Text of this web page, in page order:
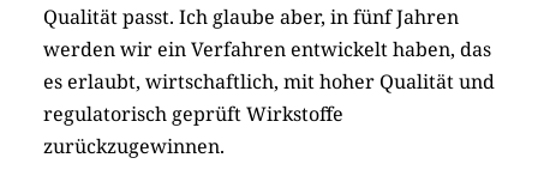
Qualität passt. Ich glaube aber, in fünf Jahren
werden wir ein Verfahren entwickelt haben, das
es erlaubt, wirtschaftlich, mit hoher Qualität und
regulatorisch geprüft Wirkstoffe
zurückzugewinnen.